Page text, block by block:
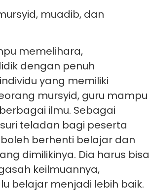
muadib, dan
memelihara,
dengan penuh
yang memiliki
mursyid, guru mampu
ilmu. Sebagai
teladan bagi peserta
berhenti belajar dan
dimilikinya. Dia harus bisa
keilmuannya,
belajar menjadi lebih baik.